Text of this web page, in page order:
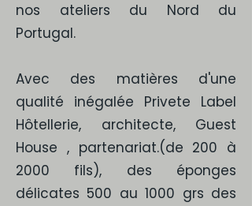
nos ateliers du Nord du
Portugal.
Avec des matières d'une
qualité inégalée Privete Label
Hôtellerie, architecte, Guest
House , partenariat.(de 200 à
2000 fils), des éponges
délicates 500 au 1000 grs des